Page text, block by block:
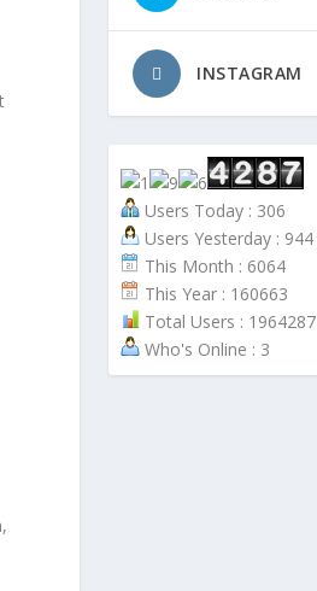
INSTAGRAM
Users Today : 306
Users Yesterday : 944
This Month : 6064
This Year : 160663
Total Users : 1964287
Who's Online : 3